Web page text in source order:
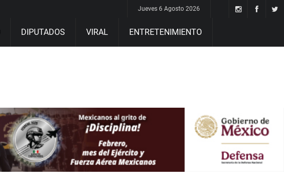
Jueves 6 Agosto 2026
DIPUTADOS VIRAL ENTRETENIMIENTO